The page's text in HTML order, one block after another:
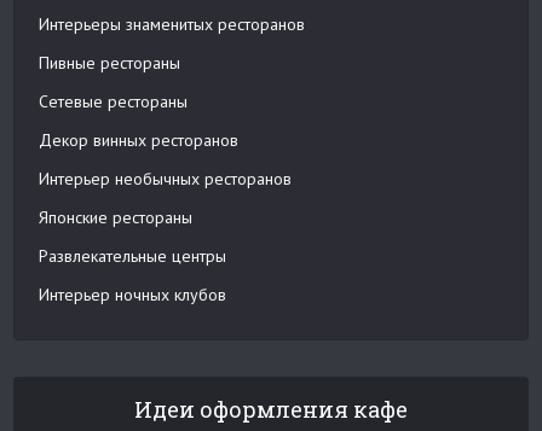
Интерьеры знаменитых ресторанов
Пивные рестораны
Сетевые рестораны
Декор винных ресторанов
Интерьер необычных ресторанов
Японские рестораны
Развлекательные центры
Интерьер ночных клубов
Идеи оформления кафе